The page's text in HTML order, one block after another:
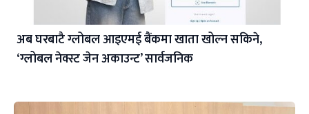
अब घरबाटै ग्लोबल आइएमई बैंकमा खाता खोल्न सकिने,
‘ग्लोबल नेक्स्ट जेन अकाउन्ट’ सार्वजनिक